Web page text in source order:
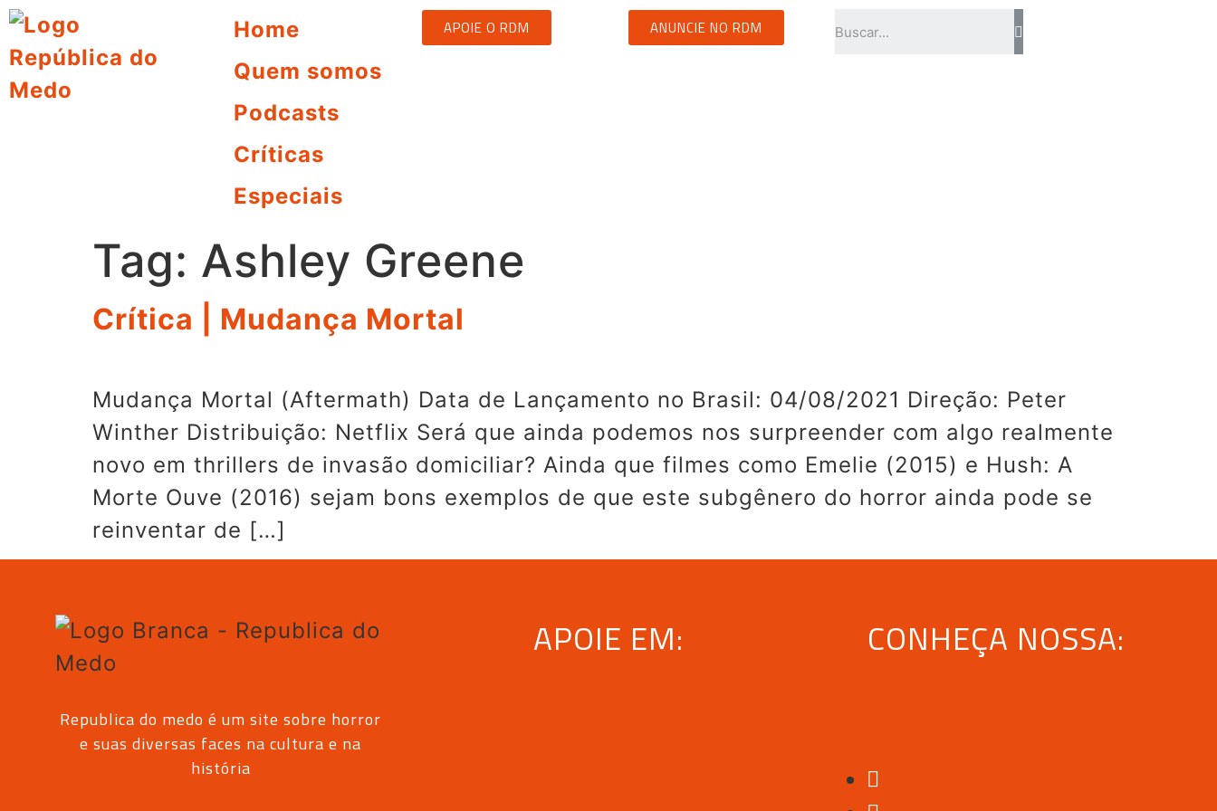
Home
Quem somos
Podcasts
Críticas
Especiais
APOIE O RDM ANUNCIE NO RDM
Tag: Ashley Greene
Crítica | Mudança Mortal
Mudança Mortal (Aftermath) Data de Lançamento no Brasil: 04/08/2021 Direção: Peter
Winther Distribuição: Netflix Será que ainda podemos nos surpreender com algo realmente
novo em thrillers de invasão domiciliar? Ainda que filmes como Emelie (2015) e Hush: A
Morte Ouve (2016) sejam bons exemplos de que este subgênero do horror ainda pode se
reinventar de […]
Republica do medo é um site sobre horror
e suas diversas faces na cultura e na
história
APOIE EM: CONHEÇA NOSSA: